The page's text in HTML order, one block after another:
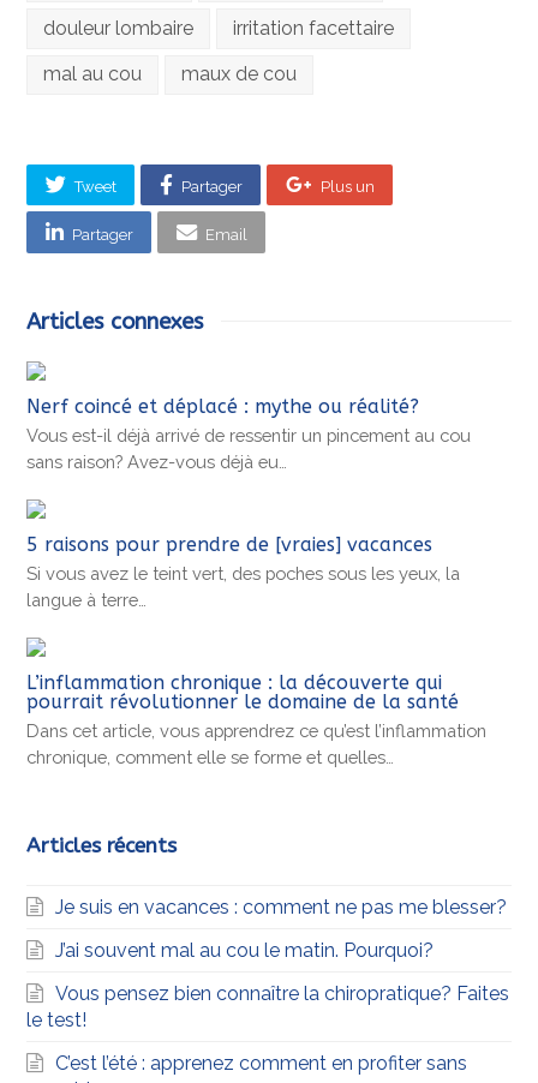
douleur lombaire irritation facettaire
mal au cou maux de cou
Tweet Partager Plus un
Partager Email
Articles connexes
Nerf coincé et déplacé : mythe ou réalité?
Vous est-il déjà arrivé de ressentir un pincement au cou
sans raison? Avez-vous déjà eu…
5 raisons pour prendre de [vraies] vacances
Si vous avez le teint vert, des poches sous les yeux, la
langue à terre…
L’inflammation chronique : la découverte qui
pourrait révolutionner le domaine de la santé
Dans cet article, vous apprendrez ce qu’est l’inflammation
chronique, comment elle se forme et quelles…
Articles récents
Je suis en vacances : comment ne pas me blesser?
J’ai souvent mal au cou le matin. Pourquoi?
Vous pensez bien connaître la chiropratique? Faites
le test!
C’est l’été : apprenez comment en profiter sans